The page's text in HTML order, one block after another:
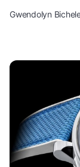
Gwendolyn